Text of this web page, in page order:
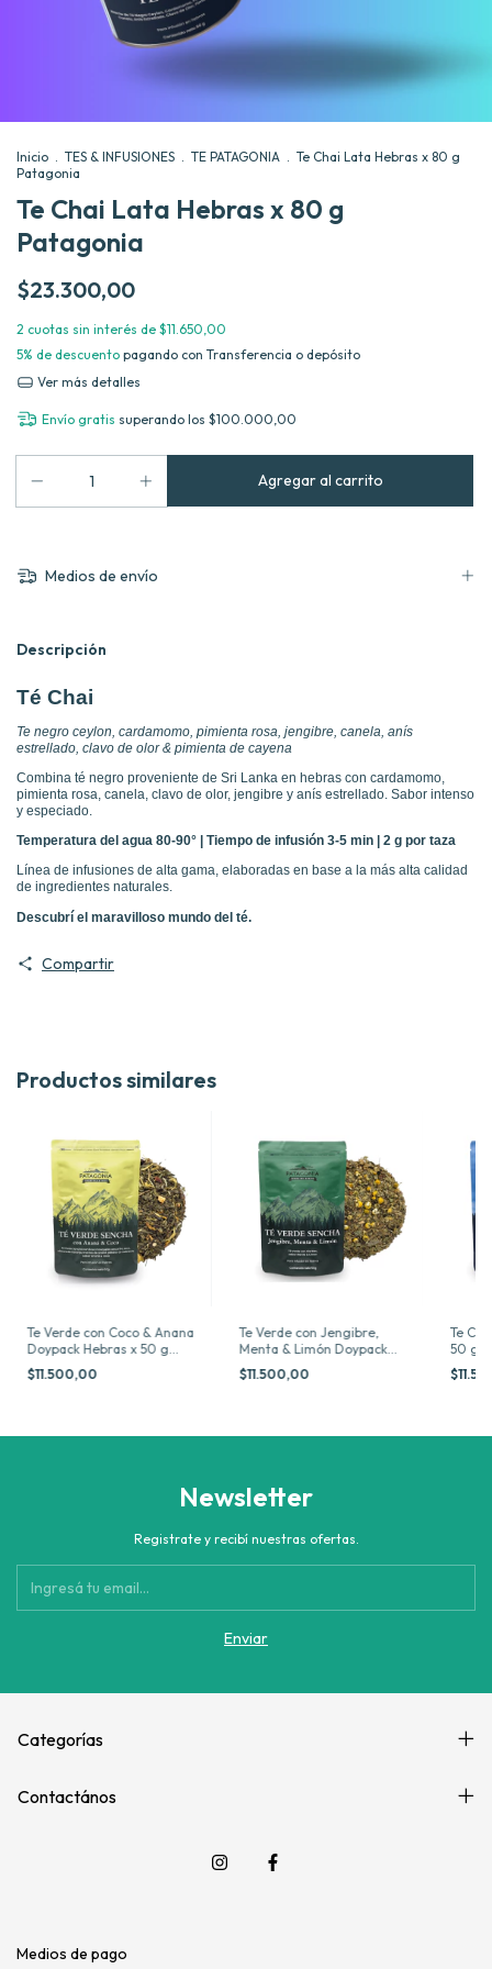
Inicio . TES & INFUSIONES . TE PATAGONIA . Te Chai Lata Hebras x 80 g
Patagonia
Te Chai Lata Hebras x 80 g
Patagonia
$23.300,00
2 cuotas sin interés de $11.650,00
5% de descuento pagando con Transferencia o depósito
Ver más detalles
Envío gratis superando los $100.000,00
Medios de envío
Descripción
Té Chai
Te negro ceylon, cardamomo, pimienta rosa, jengibre, canela, anís
estrellado, clavo de olor & pimienta de cayena
Combina té negro proveniente de Sri Lanka en hebras con cardamomo,
pimienta rosa, canela, clavo de olor, jengibre y anís estrellado. Sabor intenso
y especiado.
Temperatura del agua 80-90° | Tiempo de infusión 3-5 min | 2 g por taza
Línea de infusiones de alta gama, elaboradas en base a la más alta calidad
de ingredientes naturales.
Descubrí el maravilloso mundo del té.
Compartir
Productos similares
Te Verde con Coco & Anana
Doypack Hebras x 50 g
Patagonia
$11.500,00
Te Verde con Jengibre,
Menta & Limón Doypack
Hebras x 50 g Patagonia
$11.500,00
Te
50 g
Newsletter
Registrate y recibí nuestras ofertas.
Categorías
Contactános
Medios de pago